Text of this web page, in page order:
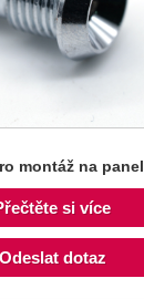
montáž na panel
si více
Odeslat dotaz